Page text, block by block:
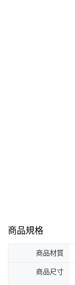
商品規格
商品材質
商品尺寸